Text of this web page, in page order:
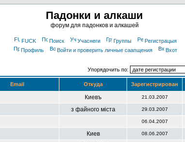
Падонки и алкаши
форум для падонков и алкашей
FUCK Поиск Учаснеги Группы
Регистрацыя
Профиль
Войти и проверить личные саапщения Вхот
Упорядочить по:
Email Откуда Зарегистрирован
Киевъ 21.03.2007
з файного міста 29.03.2007
06.04.2007
Киев 08.06.2007